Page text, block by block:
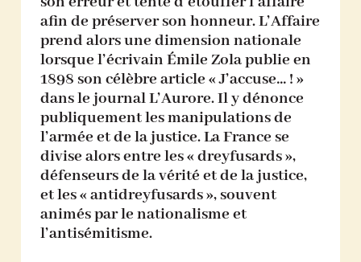
afin de préserver son honneur. L’Affaire
prend alors une dimension nationale
lorsque l’écrivain Émile Zola publie en
1898 son célèbre article « J’accuse… ! »
dans le journal L’Aurore. Il y dénonce
publiquement les manipulations de
l’armée et de la justice. La France se
divise alors entre les « dreyfusards »,
défenseurs de la vérité et de la justice,
et les « antidreyfusards », souvent
animés par le nationalisme et
l’antisémitisme.